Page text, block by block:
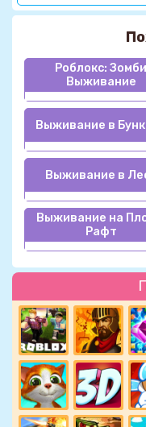
Роблокс: Зомби
Выживание
Выживание в
Выживание в
Выживание на
Рафт